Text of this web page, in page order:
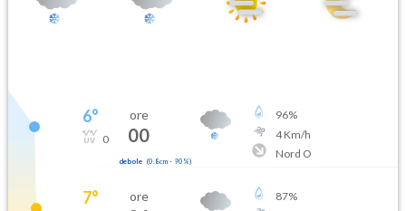
6°
0
ore
00
debole (0.8cm- 90 %)
96%
4Km/h
Nord O
7° ore 87%